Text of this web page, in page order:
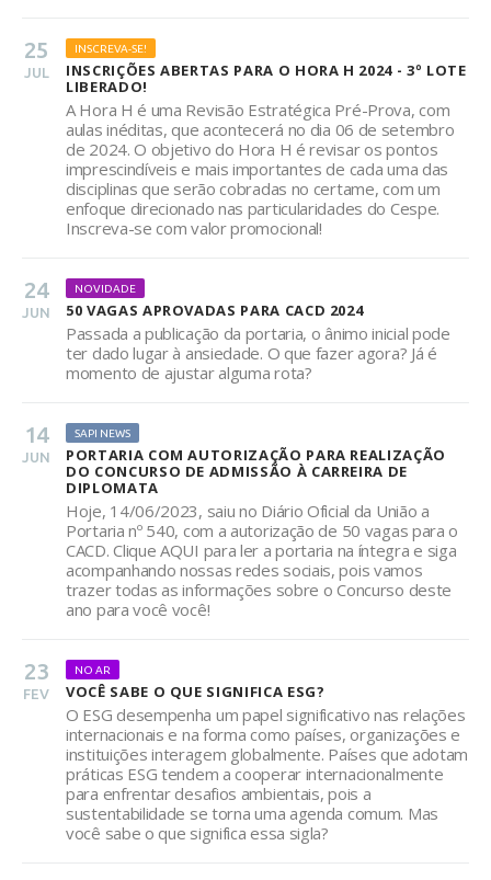
25
JUL
INSCREVA-SE!
INSCRIÇÕES ABERTAS PARA O HORA H 2024 - 3º LOTE
LIBERADO!
A Hora H é uma Revisão Estratégica Pré-Prova, com
aulas inéditas, que acontecerá no dia 06 de setembro
de 2024. O objetivo do Hora H é revisar os pontos
imprescindíveis e mais importantes de cada uma das
disciplinas que serão cobradas no certame, com um
enfoque direcionado nas particularidades do Cespe.
Inscreva-se com valor promocional!
24
JUN
NOVIDADE
50 VAGAS APROVADAS PARA CACD 2024
Passada a publicação da portaria, o ânimo inicial pode
ter dado lugar à ansiedade. O que fazer agora? Já é
momento de ajustar alguma rota?
14
JUN
SAPI NEWS
PORTARIA COM AUTORIZAÇÃO PARA REALIZAÇÃO
DO CONCURSO DE ADMISSÃO À CARREIRA DE
DIPLOMATA
Hoje, 14/06/2023, saiu no Diário Oficial da União a
Portaria nº 540, com a autorização de 50 vagas para o
CACD. Clique AQUI para ler a portaria na íntegra e siga
acompanhando nossas redes sociais, pois vamos
trazer todas as informações sobre o Concurso deste
ano para você você!
23
FEV
NO AR
VOCÊ SABE O QUE SIGNIFICA ESG?
O ESG desempenha um papel significativo nas relações
internacionais e na forma como países, organizações e
instituições interagem globalmente. Países que adotam
práticas ESG tendem a cooperar internacionalmente
para enfrentar desafios ambientais, pois a
sustentabilidade se torna uma agenda comum. Mas
você sabe o que significa essa sigla?